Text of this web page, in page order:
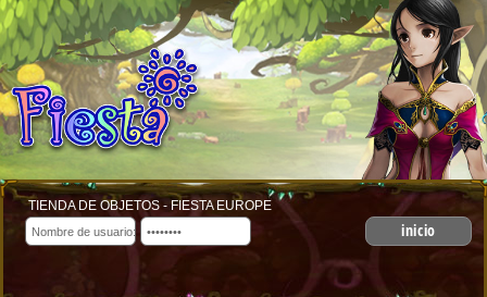
TIENDA DE OBJETOS - FIESTA EUROPE
inicio